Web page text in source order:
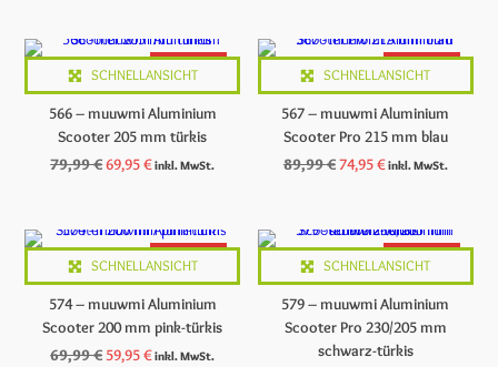
ANGEBOT
SCHNELLANSICHT
566 – muuwmi Aluminium
Scooter 205 mm türkis
79,99€Ursprünglicher
69,95€Aktueller
inkl. MwSt.
ANGEBOT
SCHNELLANSICHT
567 – muuwmi Aluminium
Scooter Pro 215 mm blau
89,99€Ursprünglicher
74,95€Aktueller
inkl. MwSt.
ANGEBOT
SCHNELLANSICHT
574 – muuwmi Aluminium
Scooter 200 mm pink-türkis
69,99€ Ursprünglicher
59,95€Aktueller
inkl. MwSt.
ANGEBOT
SCHNELLANSICHT
579 – muuwmi Aluminium
Scooter Pro 230/205 mm
schwarz-türkis